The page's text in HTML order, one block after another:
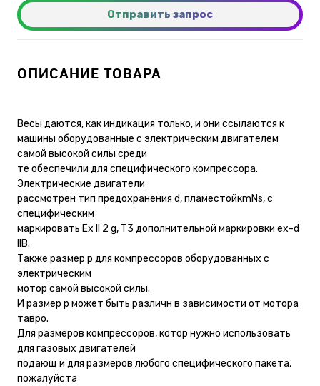
Отправить запрос
ОПИСАНИЕ ТОВАРА
Весы даются, как индикация только, и они ссылаются к
машины оборудованные с электрическим двигателем
самой высокой силы среди
те обеспечили для специфического компрессора.
Электрические двигатели
рассмотрен тип предохранения d, пламестойкmNs, с
специфическим
маркировать Ex II 2 g, T3 дополнительной маркировки ex-d
IIB.
Также размер p для компрессоров оборудованных с
электрическим
мотор самой высокой силы.
И размер p может быть различн в зависимости от мотора
тавро.
Для размеров компрессоров, котор нужно использовать
для газовых двигателей
подающ и для размеров любого специфического пакета,
пожалуйста